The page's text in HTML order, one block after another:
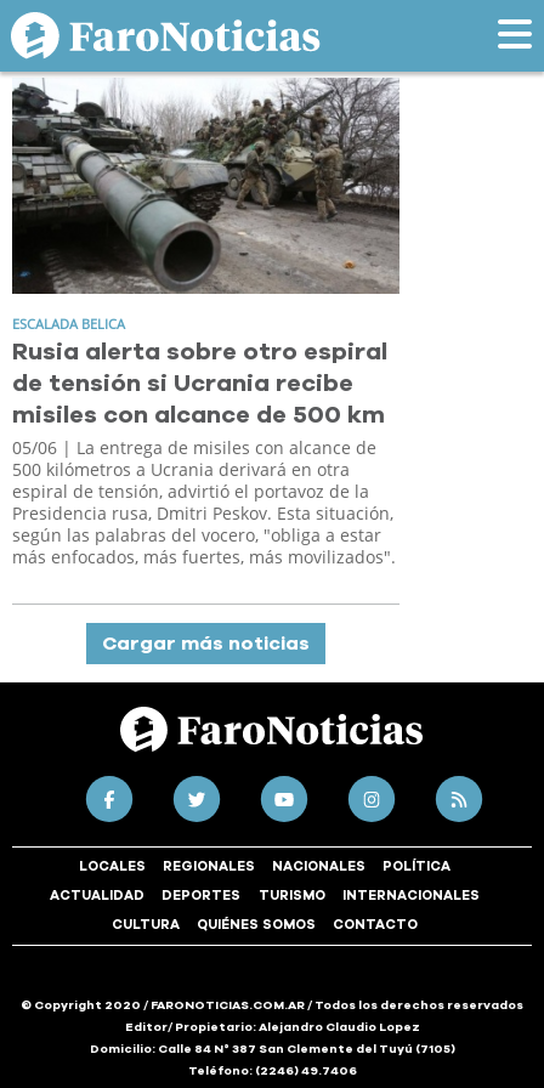
Tag: escalada
ESCALADA BELICA
Rusia alerta sobre otro espiral
de tensión si Ucrania recibe
misiles con alcance de 500 km
05/06 | La entrega de misiles con alcance de
500 kilómetros a Ucrania derivará en otra
espiral de tensión, advirtió el portavoz de la
Presidencia rusa, Dmitri Peskov. Esta situación,
según las palabras del vocero, "obliga a estar
más enfocados, más fuertes, más movilizados".
Cargar más noticias
LOCALES REGIONALES NACIONALES POLÍTICA
ACTUALIDAD DEPORTES TURISMO INTERNACIONALES
CULTURA QUIÉNES SOMOS CONTACTO
© Copyright 2020 / FARONOTICIAS.COM.AR / Todos los derechos reservados
Editor/ Propietario: Alejandro Claudio Lopez
Domicilio: Calle 84 N° 387 San Clemente del Tuyú (7105)
Teléfono: (2246) 49.7406